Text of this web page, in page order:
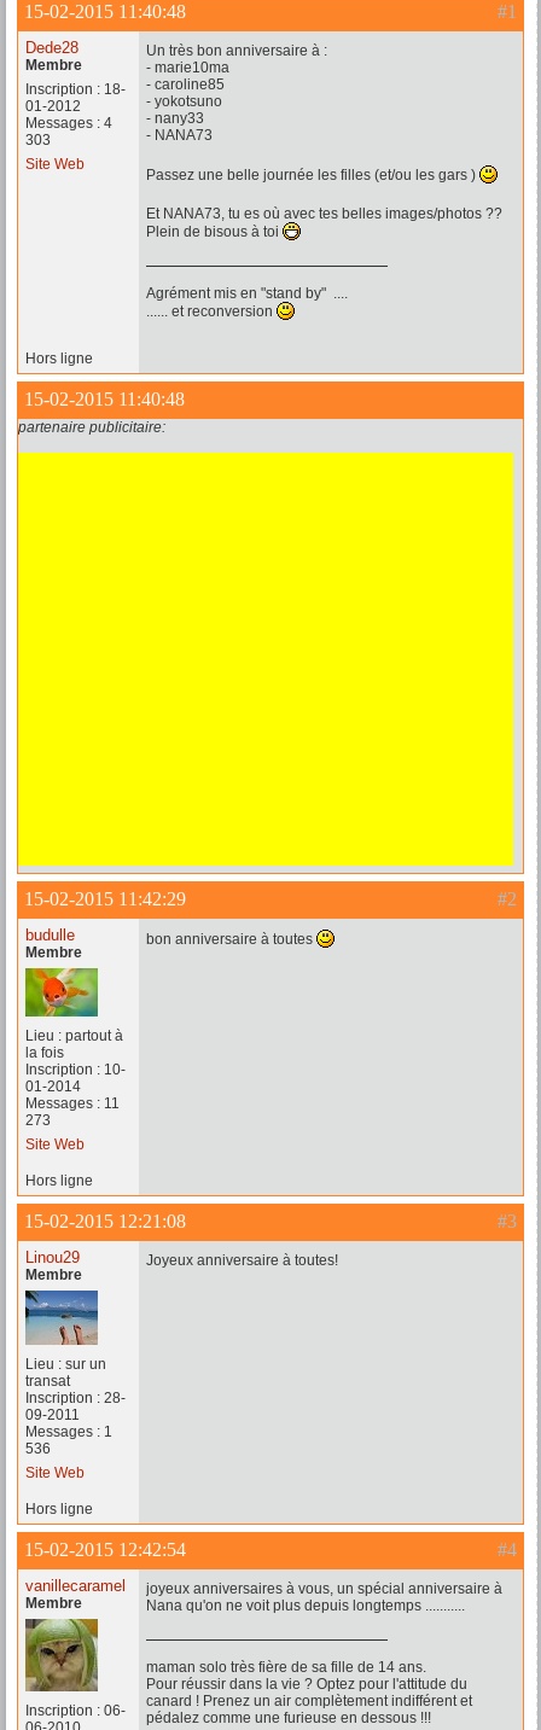
#1
15-02-2015 11:40:48
Dede28
Membre
Inscription : 18-
01-2012
Messages : 4
303
Site Web
Un très bon anniversaire à :
- marie10ma
- caroline85
- yokotsuno
- nany33
- NANA73
Passez une belle journée les filles (et/ou les gars )
Et NANA73, tu es où avec tes belles images/photos ??
Plein de bisous à toi
Agrément mis en "stand by" ....
...... et reconversion
Hors ligne
15-02-2015 11:40:48
partenaire publicitaire:
#2
15-02-2015 11:42:29
budulle
Membre
Lieu : partout à
la fois
Inscription : 10-
01-2014
Messages : 11
273
Site Web
bon anniversaire à toutes
Hors ligne
#3
15-02-2015 12:21:08
Linou29
Membre
Lieu : sur un
transat
Inscription : 28-
09-2011
Messages : 1
536
Site Web
Joyeux anniversaire à toutes!
Hors ligne
#4
15-02-2015 12:42:54
vanillecaramel
Membre
Inscription : 06-
joyeux anniversaires à vous, un spécial anniversaire à
Nana qu'on ne voit plus depuis longtemps ...........
maman solo très fière de sa fille de 14 ans.
Pour réussir dans la vie ? Optez pour l'attitude du
canard ! Prenez un air complètement indifférent et
pédalez comme une furieuse en dessous !!!